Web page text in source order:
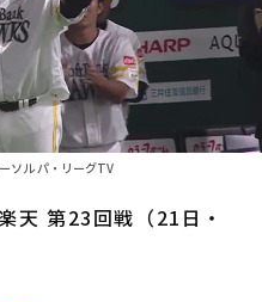
ーズ
グルス
ソル パ・リーグTV
天 第23回戦（21日・